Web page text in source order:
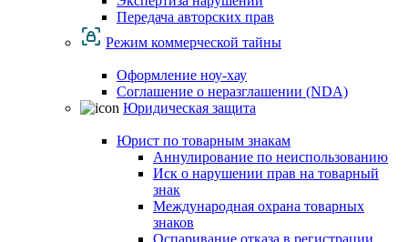
Передача авторских прав
Режим коммерческой тайны
Оформление ноу-хау
Соглашение о неразглашении (NDA)
Юридическая защита
Юрист по товарным знакам
Аннулирование по неиспользованию
Иск о нарушении прав на товарный
знак
Международная охрана товарных
знаков
Оспаривание отказа в регистрации